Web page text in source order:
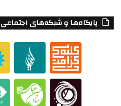
پایگاه‌ها و شبکه‌های اجتماعی